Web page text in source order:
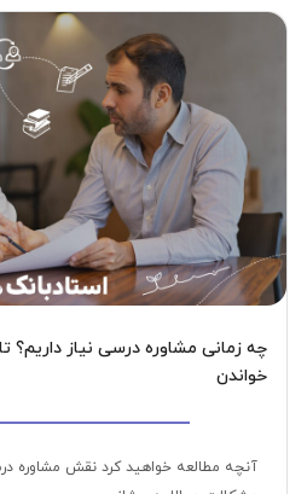
چه زمانی مشاوره درسی نیاز داریم؟
خواندن
آنچه مطالعه خواهید کرد نقش مشاوره